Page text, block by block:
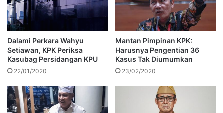
Dalami Perkara Wahyu
Setiawan, KPK Periksa
Kasubag Persidangan KPU
22/01/2020
Mantan Pimpinan KPK:
Harusnya Pengentian 36
Kasus Tak Diumumkan
23/02/2020